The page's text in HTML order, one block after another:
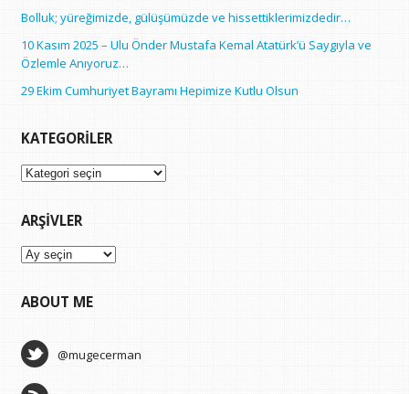
Bolluk; yüreğimizde, gülüşümüzde ve hissettiklerimizdedir…
10 Kasım 2025 – Ulu Önder Mustafa Kemal Atatürk’ü Saygıyla ve
Özlemle Anıyoruz…
29 Ekim Cumhuriyet Bayramı Hepimize Kutlu Olsun
KATEGORILER
Kategoriler
ARŞIVLER
Arşivler
ABOUT ME
@mugecerman